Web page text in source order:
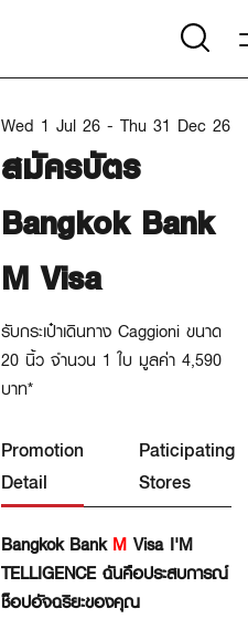
Wed 1 Jul 26 - Thu 31 Dec 26
สมัครบัตร
Bangkok Bank
M Visa
รับกระเป๋าเดินทาง Caggioni ขนาด
20 นิ้ว จำนวน 1 ใบ มูลค่า 4,590
บาท*
Promotion
Detail
Paticipating
Stores
Bangkok BankM Visa I'M
TELLIGENCEฉันคือประสบการณ์
ช็อปอัจฉริยะของคุณ​